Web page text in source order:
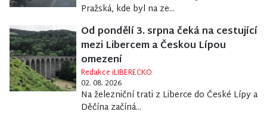
Pražská, kde byl na ze...
Od pondělí 3. srpna čeká na cestující
mezi Libercem a Českou Lípou
omezení
Redakce iLIBERECKO
02. 08. 2026
Na železniční trati z Liberce do České Lípy a
Děčína začíná...